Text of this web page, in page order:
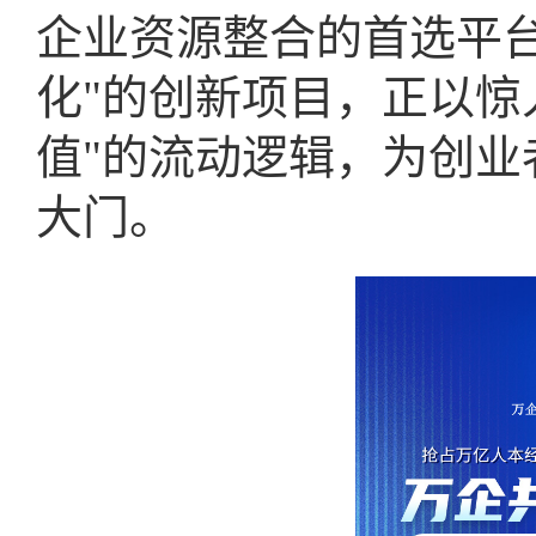
企业资源整合的首选平
化"的创新项目，正以
值"的流动逻辑，为创
大门。